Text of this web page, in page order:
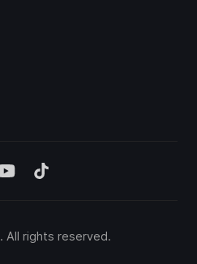
. All rights reserved.